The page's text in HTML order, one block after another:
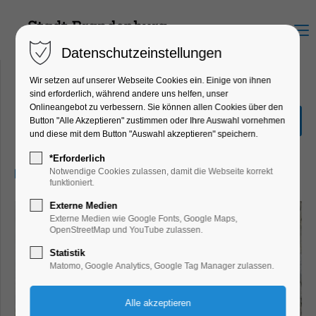
Menu
Der Buchspazierer
Kino
01.06.2026, 20:00–22:00
Datenschutzeinstellungen
Wir setzen auf unserer Webseite Cookies ein. Einige von ihnen
sind erforderlich, während andere uns helfen, unser
Onlineangebot zu verbessern. Sie können allen Cookies über den
Button "Alle Akzeptieren" zustimmen oder Ihre Auswahl vornehmen
und diese mit dem Button "Auswahl akzeptieren" speichern.
*Erforderlich
Notwendige Cookies zulassen, damit die Webseite korrekt
funktioniert.
Externe Medien
Externe Medien wie Google Fonts, Google Maps,
OpenStreetMap und YouTube zulassen.
Statistik
Matomo, Google Analytics, Google Tag Manager zulassen.